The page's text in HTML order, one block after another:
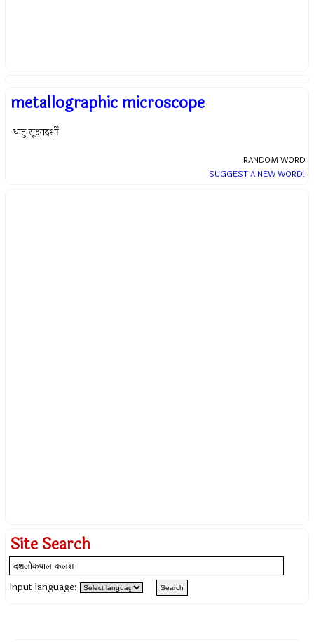
metallographic microscope
धातु सूक्ष्मदर्शी
RANDOM WORD
SUGGEST A NEW WORD!
Site Search
Input language: